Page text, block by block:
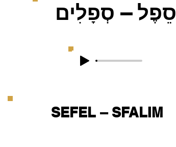
סֵפֶל – סְפָלִים
SEFEL – SFALIM